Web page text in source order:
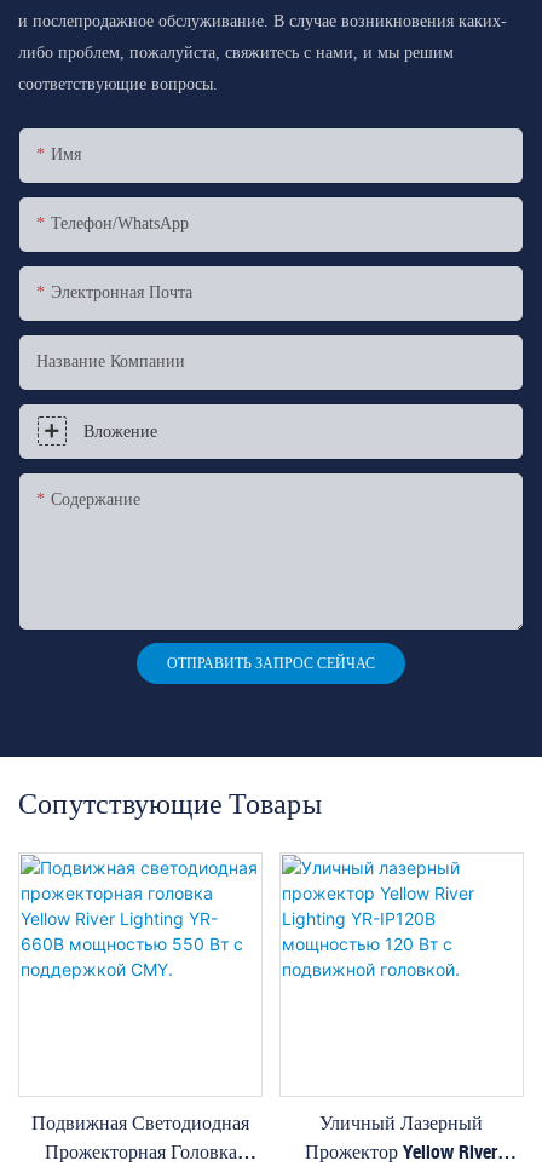
и послепродажное обслуживание. В случае возникновения каких-
либо проблем, пожалуйста, свяжитесь с нами, и мы решим
соответствующие вопросы.
Имя
Телефон/WhatsApp
Электронная Почта
Название Компании
Вложение
Содержание
ОТПРАВИТЬ ЗАПРОС СЕЙЧАС
Сопутствующие Товары
Подвижная Светодиодная
Прожекторная Головка
Уличный Лазерный
Прожектор Yellow River